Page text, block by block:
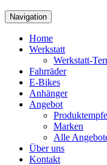
Navigation
Home
Werkstatt
Werkstatt-
Fahrräder
E-Bikes
Anhänger
Angebot
Marken
Alle
Über uns
Kontakt